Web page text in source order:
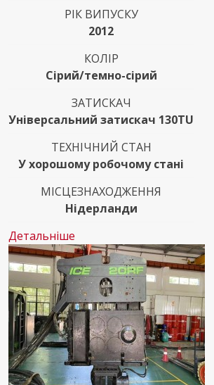
РІК ВИПУСКУ
2012
КОЛІР
Сірий/темно-сірий
ЗАТИСКАЧ
Універсальний затискач 130TU
ТЕХНІЧНИЙ СТАН
У хорошому робочому стані
МІСЦЕЗНАХОДЖЕННЯ
Нідерланди
Детальніше